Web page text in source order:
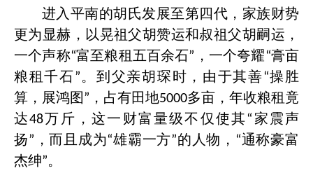
进入平南的胡氏发展至第四代，家族财势
更为显赫，以晃祖父胡赞运和叔祖父胡嗣运，
一个声称“富至粮租五百余石” ，一个夸耀 “膏亩
粮租千石” 。到父亲胡琛时，由于其善 “操胜
算，展鸿图 ” ，占有田地5000多亩，年收粮租竟
达48万斤，这一财富量级不仅使其 “ 家震声
扬” ，而且成为“雄霸一方”的人物， “通称豪富
杰绅”。